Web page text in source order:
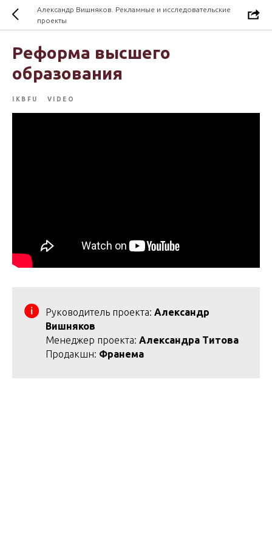
Александр Вишняков. Рекламные и исследовательские
проекты
Реформа высшего
образования
IKBFU VIDEO
Руководитель проекта: Александр
Вишняков
Менеджер проекта: Александра Титова
Продакшн: Франема